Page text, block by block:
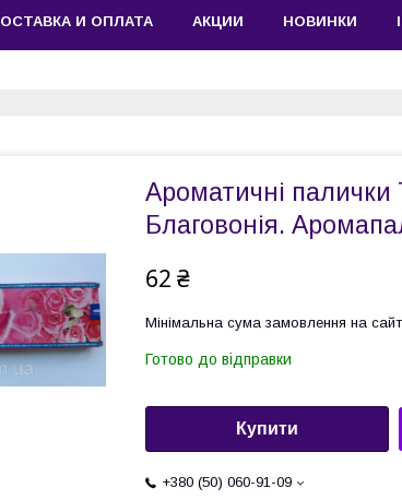
И ОПЛАТА АКЦИИ НОВИНКИ
Ароматичні
Благовонія.
62 ₴
Мінімальна сума замовлення на
Готово до відправки
Купити
+380 (50) 060-91-09